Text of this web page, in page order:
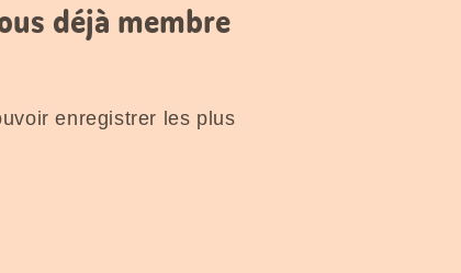
déjà membre
enregistrer les plus